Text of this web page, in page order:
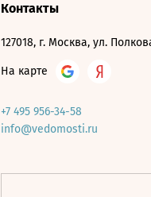
Контакты
127018, г. Москва, ул.
На карте
+7 495 956-34-58
info@vedomosti.ru